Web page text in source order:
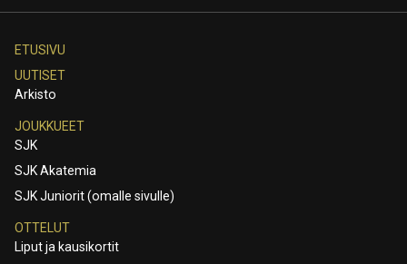
ETUSIVU
UUTISET
Arkisto
JOUKKUEET
SJK
SJK Akatemia
SJK Juniorit (omalle sivulle)
OTTELUT
Liput ja kausikortit